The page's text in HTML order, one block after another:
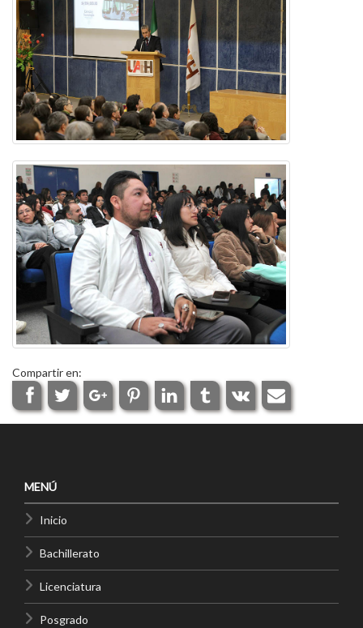
Compartir en:
MENÚ
Inicio
Bachillerato
Licenciatura
Posgrado